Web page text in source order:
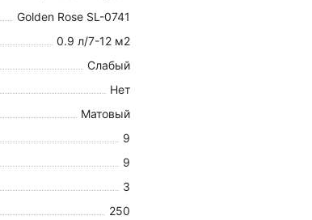
Golden Rose SL-0741
0.9 л/7-12 м2
Слабый
Нет
Матовый
9
9
3
250